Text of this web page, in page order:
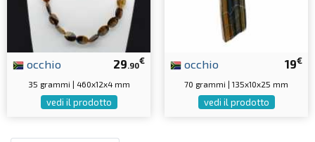
29 .90€
occhio
35 grammi | 460x12x4 mm
vedi il prodotto
19€
occhio
70 grammi | 135x10x25 mm
vedi il prodotto